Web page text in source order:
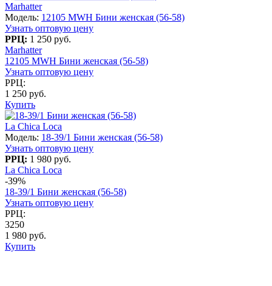
Marhatter
Модель: 12105 MWH Бини женская (56-58)
Узнать оптовую цену
РРЦ: 1 250 руб.
Marhatter
12105 MWH Бини женская (56-58)
Узнать оптовую цену
РРЦ:
1 250 руб.
Купить
La Chica Loca
Модель: 18-39/1 Бини женская (56-58)
Узнать оптовую цену
РРЦ: 1 980 руб.
La Chica Loca
-39%
18-39/1 Бини женская (56-58)
Узнать оптовую цену
РРЦ:
3250
1 980 руб.
Купить